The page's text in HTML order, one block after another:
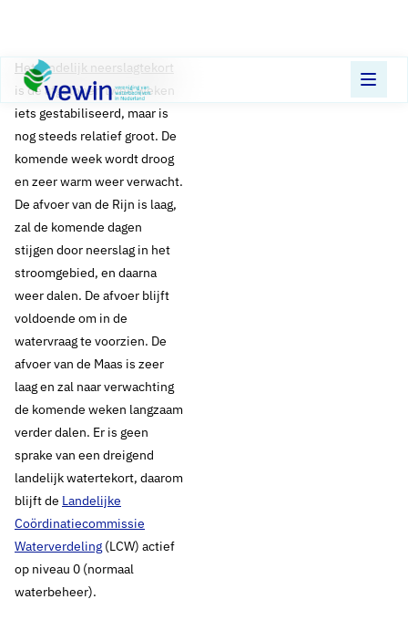
Direct naar content
Terug naar de startpagina
Het landelijk neerslagtekort
is de afgelopen twee weken
iets gestabiliseerd, maar is
nog steeds relatief groot. De
komende week wordt droog
en zeer warm weer verwacht.
De afvoer van de Rijn is laag,
zal de komende dagen
stijgen door neerslag in het
stroomgebied, en daarna
weer dalen. De afvoer blijft
voldoende om in de
watervraag te voorzien. De
afvoer van de Maas is zeer
laag en zal naar verwachting
de komende weken langzaam
verder dalen. Er is geen
sprake van een dreigend
landelijk watertekort, daarom
blijft de Landelijke
Coördinatiecommissie
Waterverdeling (LCW) actief
op niveau 0 (normaal
waterbeheer).